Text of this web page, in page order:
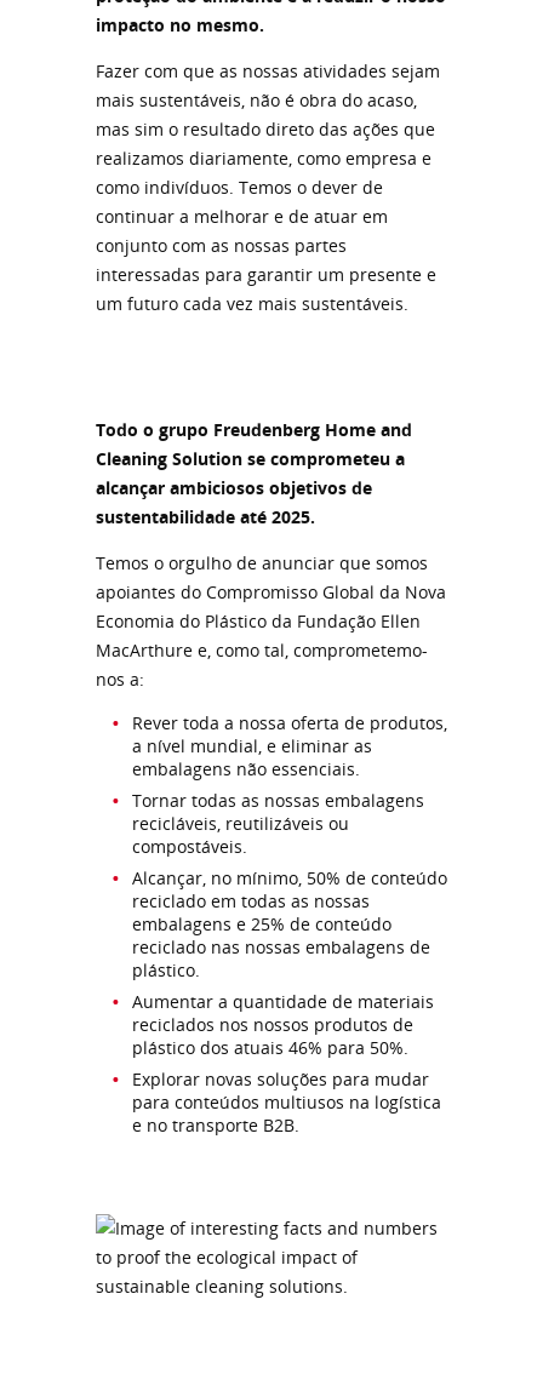
impacto no mesmo.
Fazer com que as nossas atividades sejam
mais sustentáveis, não é obra do acaso,
mas sim o resultado direto das ações que
realizamos diariamente, como empresa e
como indivíduos. Temos o dever de
continuar a melhorar e de atuar em
conjunto com as nossas partes
interessadas para garantir um presente e
um futuro cada vez mais sustentáveis.
Todo o grupo Freudenberg Home and
Cleaning Solution se comprometeu a
alcançar ambiciosos objetivos de
sustentabilidade até 2025.
Temos o orgulho de anunciar que somos
apoiantes do Compromisso Global da Nova
Economia do Plástico da Fundação Ellen
MacArthure e, como tal, comprometemo-
nos a:
Rever toda a nossa oferta de produtos,
a nível mundial, e eliminar as
embalagens não essenciais.
Tornar todas as nossas embalagens
recicláveis, reutilizáveis ou
compostáveis.
Alcançar, no mínimo, 50% de conteúdo
reciclado em todas as nossas
embalagens e 25% de conteúdo
reciclado nas nossas embalagens de
plástico.
Aumentar a quantidade de materiais
reciclados nos nossos produtos de
plástico dos atuais 46% para 50%.
Explorar novas soluções para mudar
para conteúdos multiusos na logística
e no transporte B2B.